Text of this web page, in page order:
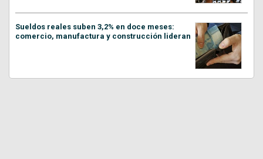
Sueldos reales suben 3,2% en doce meses:
comercio, manufactura y construcción lideran